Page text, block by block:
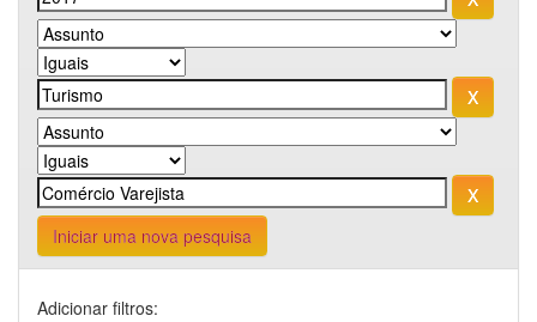
Iniciar uma nova pesquisa
Adicionar filtros: